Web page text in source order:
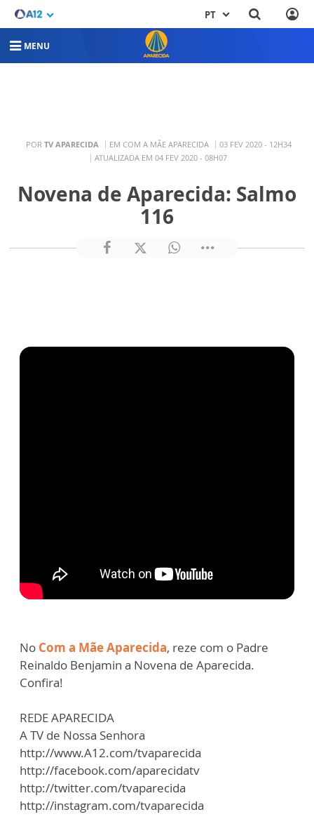
PT
MENU
POR TV APARECIDA EM COM A MÃE APARECIDA
03 FEV 2020 - 12H34
ATUALIZADA EM 04 FEV 2020 - 08H07
Novena de Aparecida: Salmo
116
No Com a Mãe Aparecida, reze com o Padre
Reinaldo Benjamin a Novena de Aparecida.
Confira!
REDE APARECIDA
A TV de Nossa Senhora
http://www.A12.com/tvaparecida
http://facebook.com/aparecidatv
http://twitter.com/tvaparecida
http://instagram.com/tvaparecida